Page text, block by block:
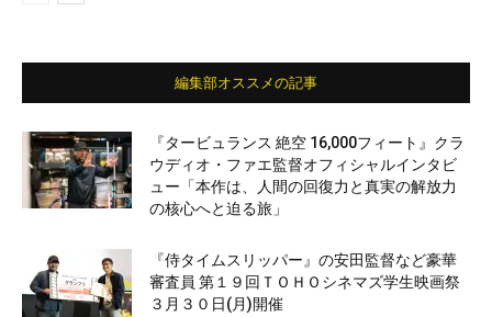
編集部オススメの記事
『タービュランス 絶空 16,000フィート』クラ
ウディオ・ファエ監督オフィシャルインタビ
ュー「本作は、人間の回復力と真実の解放力
の核心へと迫る旅」
『侍タイムスリッパー』の安田監督など豪華
審査員 第１９回ＴＯＨＯシネマズ学生映画祭
３月３０日(月)開催